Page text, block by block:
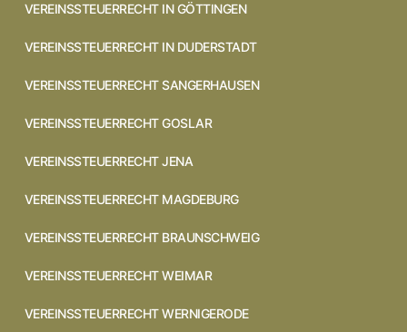
VEREINSSTEUERRECHT IN GÖTTINGEN
VEREINSSTEUERRECHT IN DUDERSTADT
VEREINSSTEUERRECHT SANGERHAUSEN
VEREINSSTEUERRECHT GOSLAR
VEREINSSTEUERRECHT JENA
VEREINSSTEUERRECHT MAGDEBURG
VEREINSSTEUERRECHT BRAUNSCHWEIG
VEREINSSTEUERRECHT WEIMAR
VEREINSSTEUERRECHT WERNIGERODE